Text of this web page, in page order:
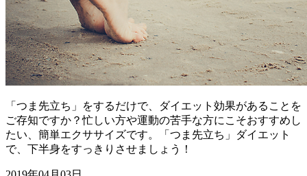
「つま先立ち」をするだけで、ダイエット効果があることを
ご存知ですか？忙しい方や運動の苦手な方にこそおすすめし
たい、簡単エクササイズです。「つま先立ち」ダイエット
で、下半身をすっきりさせましょう！